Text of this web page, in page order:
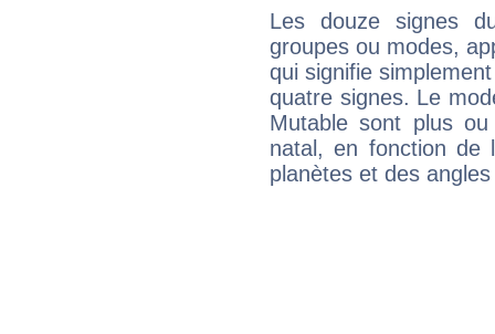
Les douze signes
groupes ou modes,
qui signifie
quatre signes. Le
Mutable sont plus
natal, en fonction de
planètes et des